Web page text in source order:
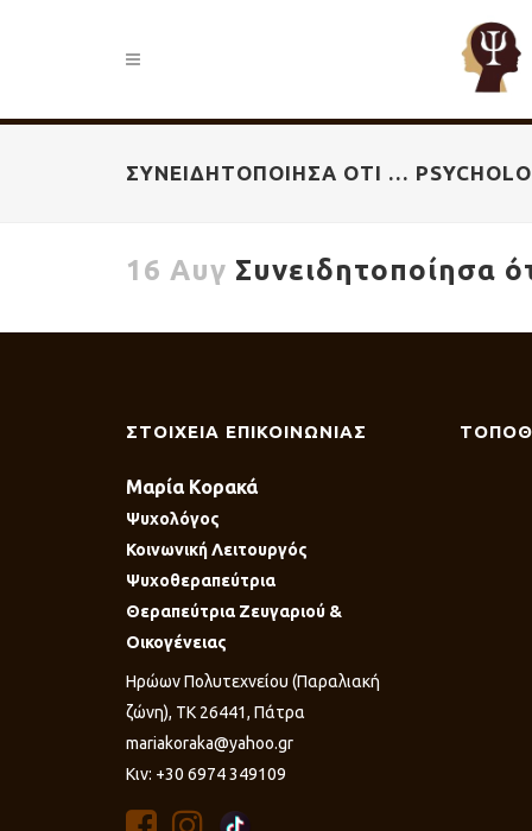
ΣΥΝΕΙΔΗΤΟΠΟΊΗΣΑ ΌΤΙ …
16 Αυγ Συνειδητοποίησα
ΣΤΟΙΧΕΙΑ ΕΠΙΚΟΙΝΩΝΙΑΣ
Μαρία Κορακά
Ψυχολόγος
Κοινωνική Λειτουργός
Ψυχοθεραπεύτρια
Θεραπεύτρια Ζευγαριού &
Οικογένειας
Ηρώων Πολυτεχνείου (Παραλιακή
ζώνη), ΤΚ 26441, Πάτρα
mariakoraka@yahoo.gr
Κιν: +30 6974 349109